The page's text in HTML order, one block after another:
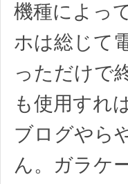
機種によっ
ホは総じて
っただけで
も使用すれ
ブログやら
ん。ガラケ